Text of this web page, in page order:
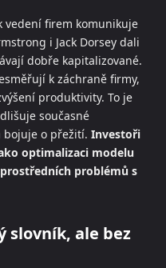
vedení firem komunikuje
i Jack Dorsey dali
dobře kapitalizované.
k záchraně firmy,
produktivity. To je
současné
bojuje o přežití. Investoři
optimalizaci modelu
problémů s
slovník, ale bez